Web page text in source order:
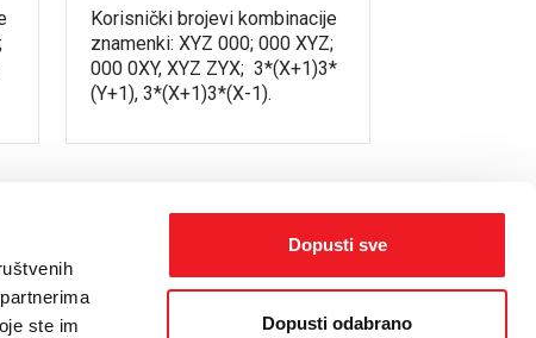
ste im
Dopusti sve
Dopusti odabrano
Korisnički brojevi kombinacije
znamenki: XYZ 000; 000 XYZ;
000 0XY, XYZ ZYX; 3*(X+1)3*
(Y+1), 3*(X+1)3*(X-1).